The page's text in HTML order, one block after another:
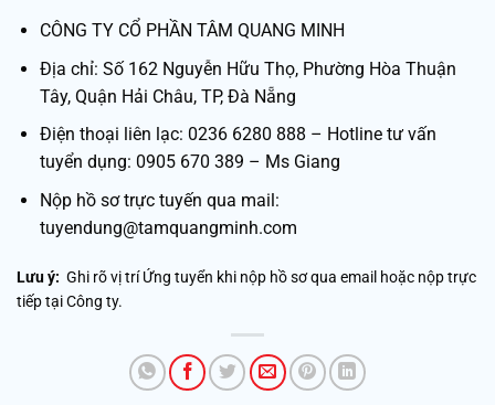
CÔNG TY CỔ PHẦN TÂM QUANG MINH
Địa chỉ: Số 162 Nguyễn Hữu Thọ, Phường Hòa Thuận
Tây, Quận Hải Châu, TP, Đà Nẵng
Điện thoại liên lạc: 0236 6280 888 – Hotline tư vấn
tuyển dụng: 0905 670 389 – Ms Giang
Nộp hồ sơ trực tuyến qua mail:
tuyendung@tamquangminh.com
Lưu ý: Ghi rõ vị trí Ứng tuyển khi nộp hồ sơ qua email hoặc nộp trực
tiếp tại Công ty.